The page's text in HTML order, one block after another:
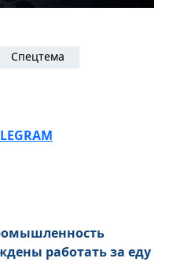
Спецтема
работать за еду